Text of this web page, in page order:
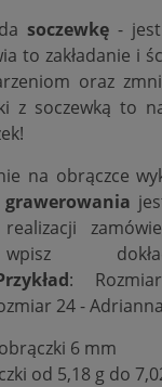
soczewkę -
to zakładanie i
oraz
z soczewką to
na obrączce
grawerowania
realizacji
wpisz
:
24 -
6 mm
od 5,18 g do